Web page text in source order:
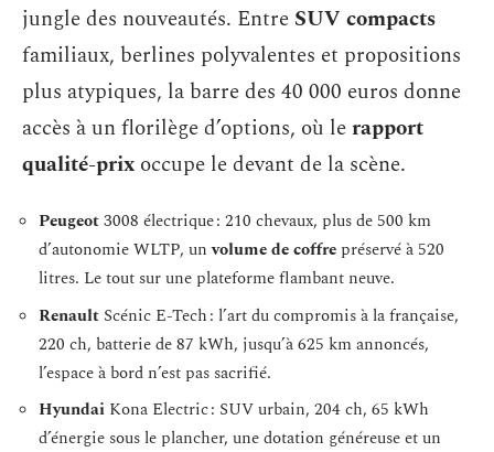
jungle des nouveautés. Entre SUV compacts
familiaux, berlines polyvalentes et propositions
plus atypiques, la barre des 40 000 euros donne
accès à un florilège d’options, où lerapport
qualité-prix occupe le devant de la scène.
Peugeot3008 électrique : 210 chevaux, plus de 500 km
d’autonomie WLTP, unvolume de coffre préservé à 520
litres. Le tout sur une plateforme flambant neuve.
Renault Scénic E-Tech : l’art du compromis à la française,
220 ch, batterie de 87 kWh, jusqu’à 625 km annoncés,
l’espace à bord n’est pas sacrifié.
Hyundai Kona Electric : SUV urbain, 204 ch, 65 kWh
d’énergie sous le plancher, une dotation généreuse et un